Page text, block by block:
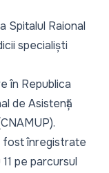
Spitalul Raional
specialiști
în Republica
de Asistență
fost înregistrate
pe parcursul